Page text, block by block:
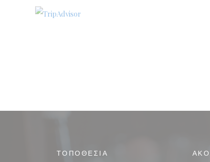
ΤΟΠΟΘΕΣΊΑ